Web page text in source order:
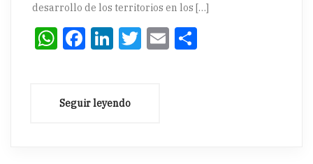
desarrollo de los territorios en los […]
WhatsApp
Facebook
LinkedIn
Twitter
Email